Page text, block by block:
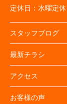
定休日： 水曜定休
スタッフブログ
最新チラシ
アクセス
お客様の声